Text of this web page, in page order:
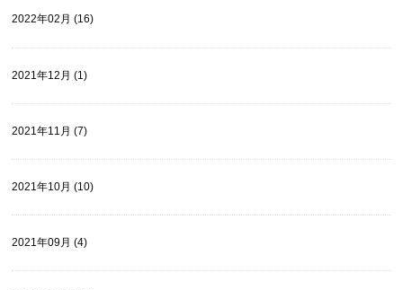
2022年02月 (16)
2021年12月 (1)
2021年11月 (7)
2021年10月 (10)
2021年09月 (4)